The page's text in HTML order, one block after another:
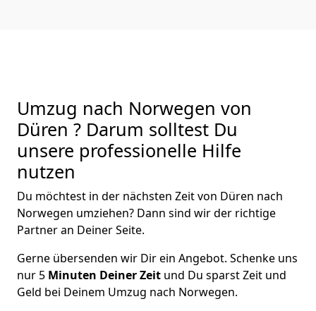
Umzug nach Norwegen von
Düren ? Darum solltest Du
unsere professionelle Hilfe
nutzen
Du möchtest in der nächsten Zeit von Düren nach
Norwegen umziehen? Dann sind wir der richtige
Partner an Deiner Seite.
Gerne übersenden wir Dir ein Angebot. Schenke uns
nur 5 Minuten Deiner Zeit und Du sparst Zeit und
Geld bei Deinem Umzug nach Norwegen.